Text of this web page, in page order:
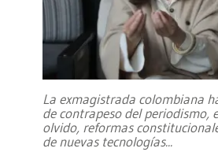
La exmagistrada colombiana
de contrapeso del periodismo,
olvido, reformas
de nuevas tecnologías...